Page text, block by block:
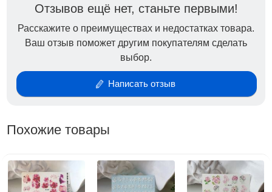
Отзывов ещё нет, станьте первыми!
Расскажите о преимуществах и недостатках товара.
Ваш отзыв поможет другим покупателям сделать
выбор.
Написать отзыв
Похожие товары